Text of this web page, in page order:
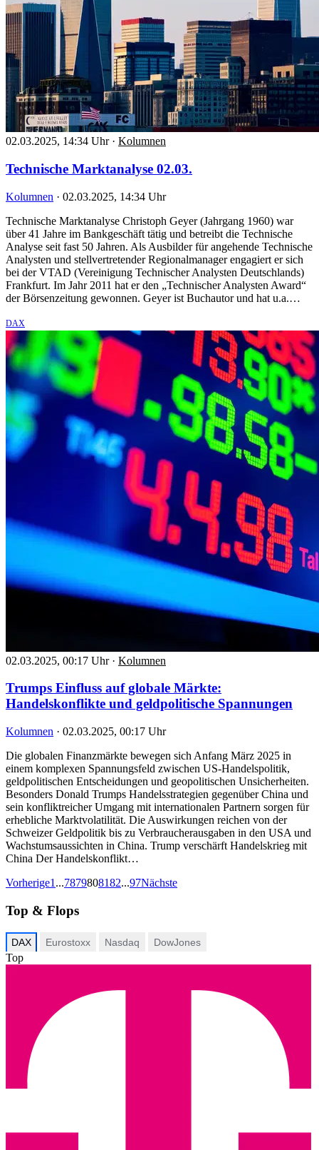
02.03.2025, 14:34 Uhr · Kolumnen
Technische Marktanalyse 02.03.
Kolumnen · 02.03.2025, 14:34 Uhr
Technische Marktanalyse Christoph Geyer (Jahrgang 1960) war
über 41 Jahre im Bankgeschäft tätig und betreibt die Technische
Analyse seit fast 50 Jahren. Als Ausbilder für angehende Technische
Analysten und stellvertretender Regionalmanager engagiert er sich
bei der VTAD (Vereinigung Technischer Analysten Deutschlands)
Frankfurt. Im Jahr 2011 hat er den „Technischer Analysten Award“
der Börsenzeitung gewonnen. Geyer ist Buchautor und hat u.a.…
DAX
02.03.2025, 00:17 Uhr · Kolumnen
Trumps Einfluss auf globale Märkte:
Handelskonflikte und geldpolitische Spannungen
Kolumnen · 02.03.2025, 00:17 Uhr
Die globalen Finanzmärkte bewegen sich Anfang März 2025 in
einem komplexen Spannungsfeld zwischen US-Handelspolitik,
geldpolitischen Entscheidungen und geopolitischen Unsicherheiten.
Besonders Donald Trumps Handelsstrategien gegenüber China und
sein konfliktreicher Umgang mit internationalen Partnern sorgen für
erhebliche Marktvolatilität. Die Auswirkungen reichen von der
Schweizer Geldpolitik bis zu Verbraucherausgaben in den USA und
Wachstumsaussichten in China. Trump verschärft Handelskrieg mit
China Der Handelskonflikt…
Vorherige1 ...7879808182...97Nächste
Top & Flops
DAX Eurostoxx Nasdaq DowJones
Top